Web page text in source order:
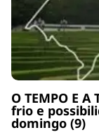
O TEMPO E
frio e
domingo (9)